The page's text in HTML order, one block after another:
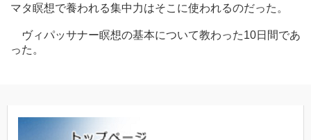
マタ瞑想で養われる集中力はそこに使われるのだった。
ヴィパッサナー瞑想の基本について教わった10日間であ
った。